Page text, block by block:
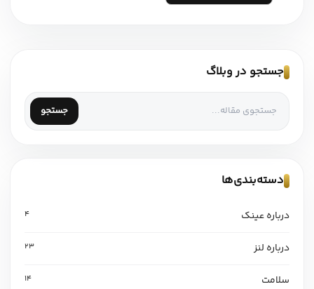
جستجو در وبلاگ
جستجو
دسته‌بندی‌ها
درباره عینک 4
درباره لنز 23
سلامت 14